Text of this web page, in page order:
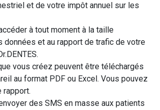
et de votre impôt annuel sur les
à tout moment à la taille
données et au rapport de trafic de votre
vous créez peuvent être téléchargés
au format PDF ou Excel. Vous pouvez
rapport.
des SMS en masse aux patients